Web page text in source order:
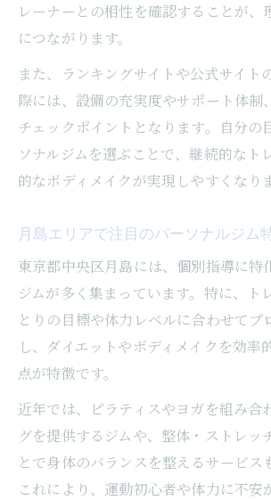
づき
ランキング活用で賢くジムを探す
パーソナルジムランキング
を把握
ランキング情報が示すパー
徴
口コミを参考にパーソナルジ
パーソナルジムの上手なラン
ランキングから自分向きパ
選ぶ
ダイエットが続く月島エリアの
パーソナルジムでダイエット
パーソナルジムと食事指導で
る方法
ピラティスやジム活用で無理
レーナーとの相性を確認することが、
につながります。
また、ランキングサイトや公式サイト
際には、設備の充実度やサポート体制
チェックポイントとなります。自分の
ソナルジムを選ぶことで、継続的なト
的なボディメイクが実現しやすくなり
月島エリアで注目のパーソナルジム
東京都中央区月島には、個別指導に特
ジムが多く集まっています。特に、ト
とりの目標や体力レベルに合わせてプ
し、ダイエットやボディメイクを効率
点が特徴です。
近年では、ピラティスやヨガを組み合
グを提供するジムや、整体・ストレッ
とで身体のバランスを整えるサービス
これにより、運動初心者や体力に不安